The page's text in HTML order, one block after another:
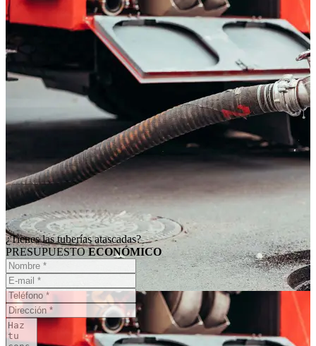
¿Tienes las tuberías atascadas?
PRESUPUESTOECONÓMICO